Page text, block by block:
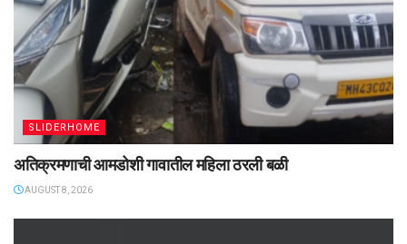
SLIDERHOME
अतिक्रमणाची आमडोशी गावातील महिला ठरली बळी
AUGUST 8, 2026